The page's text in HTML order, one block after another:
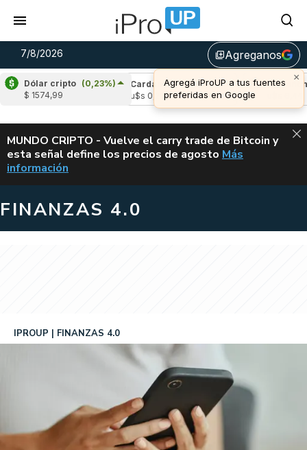
7/8/2026 library_addAgreganos
×
Agregá iProUP a tus fuentes
preferidas en Google
Dólar cripto (0,23%)
$ 1574,99
(-2,08%)
Cardano
(-4,53%)
u$s 0,20
Avalanche
u$s 6,44
ALERTA
MUNDO CRIPTO - Vuelve el carry trade de Bitcoin y
esta señal define los precios de agosto VUELVE EL
Más
información
FINANZAS 4.0
IPROUP FINANZAS 4.0